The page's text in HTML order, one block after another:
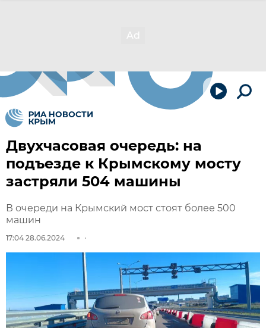
Двухчасовая очередь: на
подъезде к Крымскому мосту
застряли 504 машины
В очереди на Крымский мост стоят более 500
машин
17:04 28.06.2024